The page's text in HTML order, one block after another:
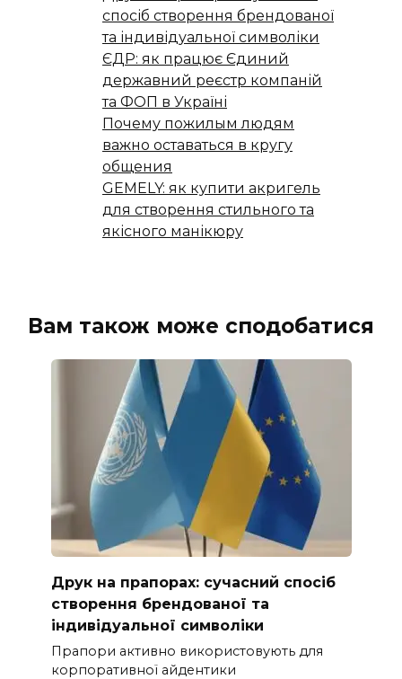
спосіб створення брендованої
та індивідуальної символіки
ЄДР: як працює Єдиний
державний реєстр компаній
та ФОП в Україні
Почему пожилым людям
важно оставаться в кругу
общения
GEMELY: як купити акригель
для створення стильного та
якісного манікюру
Вам також може сподобатися
Друк на прапорах: сучасний спосіб
створення брендованої та
індивідуальної символіки
Прапори активно використовують для
корпоративної айдентики